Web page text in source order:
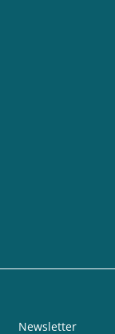
Newsletter